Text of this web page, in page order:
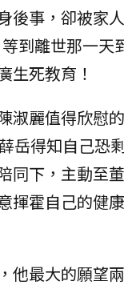
後事，卻被家
到離世那一
生死教育！
淑麗值得欣慰
岳得知自己恐
同下，主動至
揮霍自己的健
他最大的願望